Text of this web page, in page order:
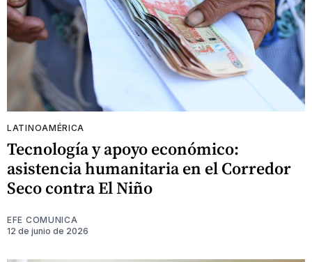
LATINOAMÉRICA
Tecnología y apoyo económico:
asistencia humanitaria en el Corredor
Seco contra El Niño
EFE COMUNICA
12 de junio de 2026